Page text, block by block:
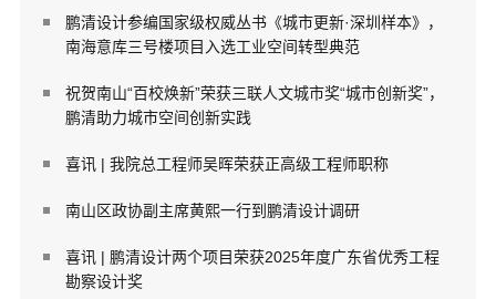
鹏清设计参编国家级权威丛书《城市更新·深圳样本》，
南海意库三号楼项目入选工业空间转型典范
祝贺南山“百校焕新”荣获三联人文城市奖“城市创新奖”，
鹏清助力城市空间创新实践
喜讯 | 我院总工程师吴晖荣获正高级工程师职称
南山区政协副主席黄熙一行到鹏清设计调研
喜讯 | 鹏清设计两个项目荣获2025年度广东省优秀工程
勘察设计奖